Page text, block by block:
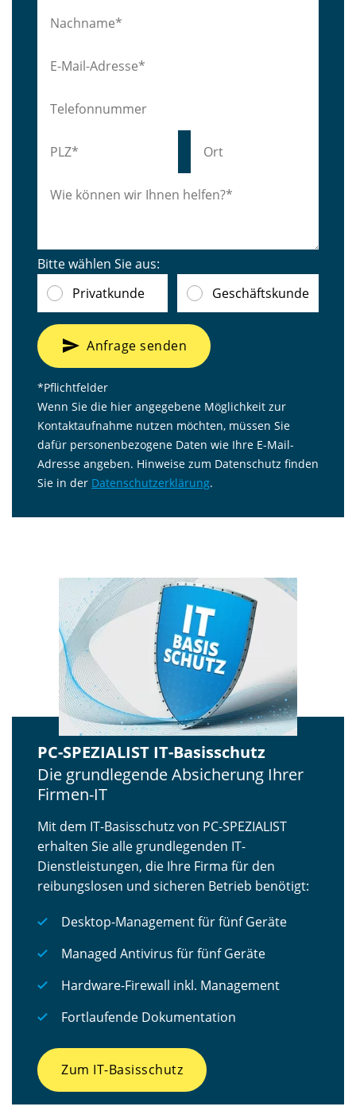
Bitte wählen Sie aus:
Privatkunde
Geschäftskunde
send Anfrage senden
*Pflichtfelder
Wenn Sie die hier angegebene Möglichkeit zur
Kontaktaufnahme nutzen möchten, müssen Sie
dafür personenbezogene Daten wie Ihre E-Mail-
Adresse angeben. Hinweise zum Datenschutz finden
Sie in der Datenschutzerklärung.
PC-SPEZIALIST IT-Basisschutz
Die grundlegende Absicherung Ihrer
Firmen-IT
Mit dem IT-Basisschutz von PC-SPEZIALIST
erhalten Sie alle grundlegenden IT-
Dienstleistungen, die Ihre Firma für den
reibungslosen und sicheren Betrieb benötigt:
Desktop-Management für fünf Geräte
Managed Antivirus für fünf Geräte
Hardware-Firewall inkl. Management
Fortlaufende Dokumentation
Zum IT-Basisschutz